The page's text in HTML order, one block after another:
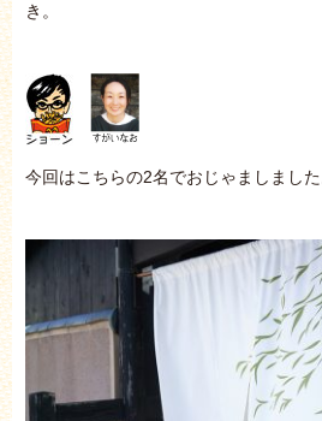
き。
今回はこちらの2名でおじゃましました